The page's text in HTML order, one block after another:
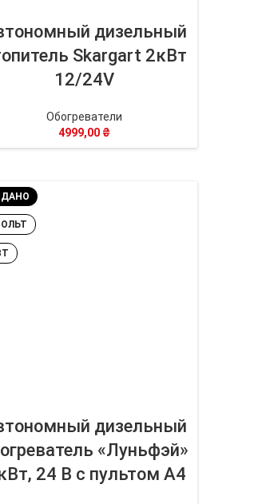
дизельный
Skargart 2кВт
12/24V
Обогреватели
4999,00 ₴
дизельный
«Луньфэй»
24 В с пультом А4